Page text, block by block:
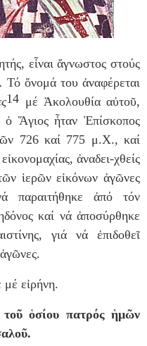
εἶναι ἄγνωστος στούς
Τό ὄνομά του ἀναφέρεται
14 μέ Ἀκολουθία αὐτοῦ,
ὁ Ἅγιος ἦταν Ἐπίσκοπος
726 καί 775 μ.Χ., καί
ἀναδει-χθείς
ἱερῶν εἰκόνων ἀγῶνες
παραιτήθηκε ἀπό τόν
καί νά ἀποσύρθηκε
γιά νά ἐπιδοθεῖ
εἰρήνη.
ὁσίου πατρός ἡμῶν